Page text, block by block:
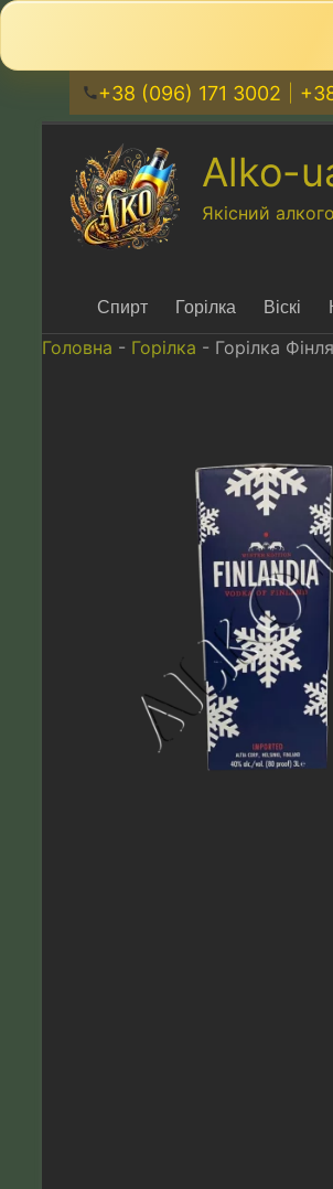
Перейти
вмісту
Alko-
Якісний
Спирт Горілка Віскі
Головна - Горілка - Горілка
+38 (096) 171 3002